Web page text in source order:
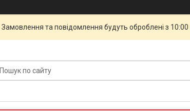
та повідомлення будуть оброблені з